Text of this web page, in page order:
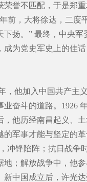
誉不匹配，于是郑
前，大将徐达，二度
扬。” 最终，中央军
为党史军史上的佳话
，他加入中国共产主
奋斗的道路。1926
他历经南昌起义、
军事才能与坚定的
冲锋陷阵；抗日战争
；解放战争中，他参
中国成立后，许光